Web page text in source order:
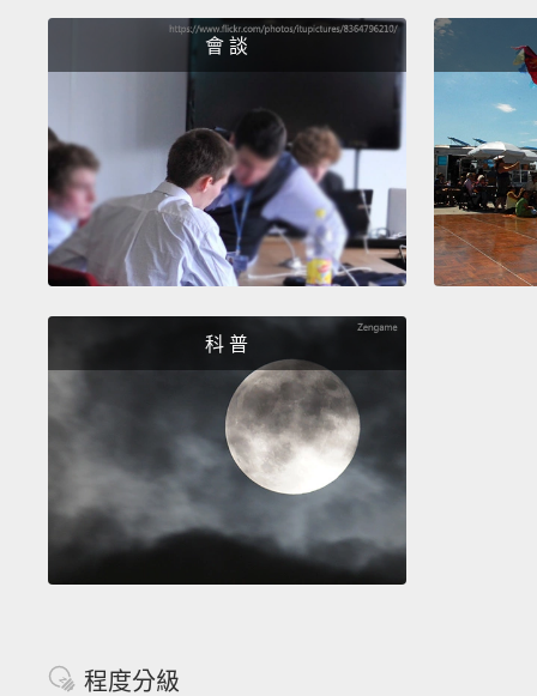
會 談
科 普
程度分級